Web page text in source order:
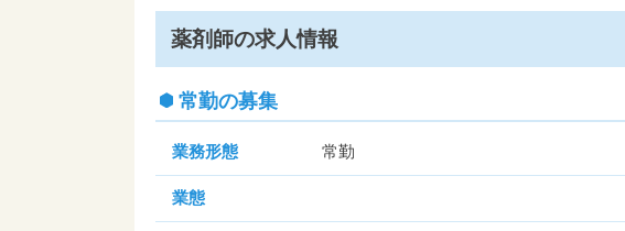
薬剤師の求人情報
常勤の募集
業務形態 常勤
業態